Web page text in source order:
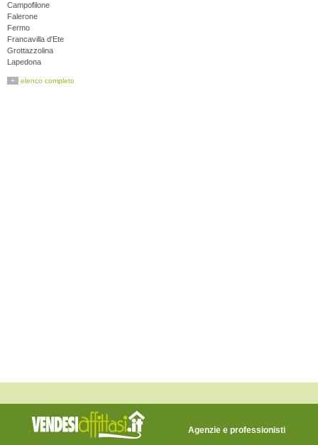
Campofilone
Falerone
Fermo
Francavilla d'Ete
Grottazzolina
Lapedona
Massa Fermana
Smerillo
+ elenco completo
Agenzie e professionisti